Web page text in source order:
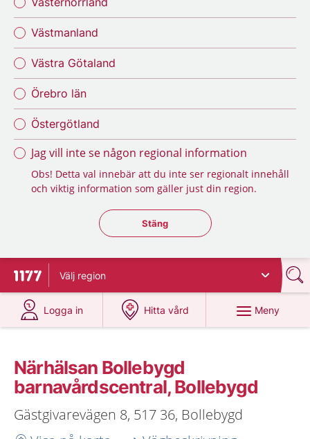
Västmanland
Västra Götaland
Örebro län
Östergötland
Jag vill inte se någon regional information
Obs! Detta val innebär att du inte ser regionalt innehåll
och viktig information som gäller just din region.
Stäng regionsväljaren
Stäng
Till startsidan för 1177
Välj region
Logga in
på 1177.se
Hitta vård
på 1177.se
Meny
Närhälsan Bollebygd
barnavårdscentral, Bollebygd
Gästgivarevägen 8, 517 36, Bollebygd